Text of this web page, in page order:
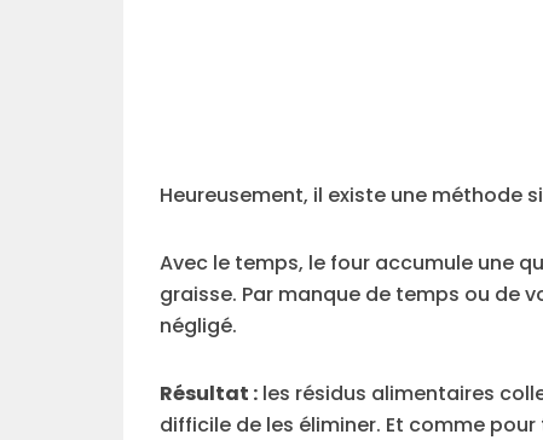
Heureusement, il existe une méthode
Avec le temps, le four accumule une
graisse. Par manque de temps ou de
négligé.
Résultat : les résidus alimentaires
difficile de les éliminer. Et comme